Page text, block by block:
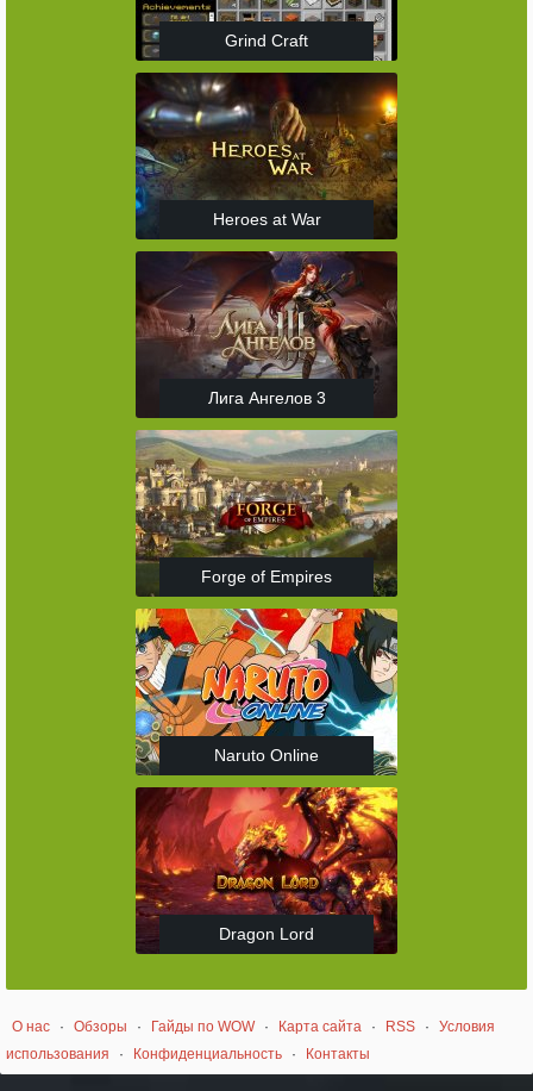
Grind Craft
Heroes at War
Лига Ангелов 3
Forge of Empires
Naruto Online
Dragon Lord
О нас · Обзоры · Гайды по WOW · Карта сайта · RSS ·
Условия
использования
· Конфиденциальность · Контакты